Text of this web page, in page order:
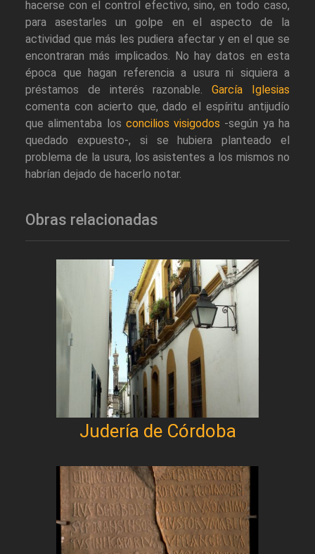
hacerse con el control efectivo, sino, en todo caso,
para asestarles un golpe en el aspecto de la
actividad que más les pudiera afectar y en el que se
encontraran más implicados. No hay datos en esta
época que hagan referencia a usura ni siquiera a
préstamos de interés razonable.García Iglesias
comenta con acierto que, dado el espíritu antijudío
que alimentaba los concilios visigodos -según ya ha
quedado expuesto-, si se hubiera planteado el
problema de la usura, los asistentes a los mismos no
habrían dejado de hacerlo notar.
Obras relacionadas
Judería de Córdoba